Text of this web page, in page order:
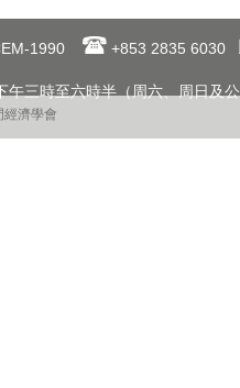
1990
+853 2835 6030
午三時至六時半（周六、周日及
濟學會